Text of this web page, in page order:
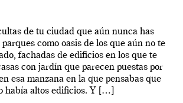
de tu ciudad que aún nunca has
como oasis de los que aún no te
fachadas de edificios en los que te
con jardín que parecen puestas por
esa manzana en la que pensabas que
había altos edificios. Y […]